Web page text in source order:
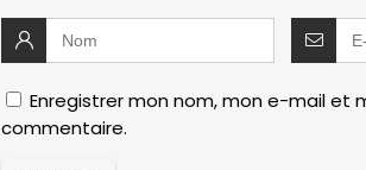
Enregistrer mon nom, mon e-mail et
commentaire.